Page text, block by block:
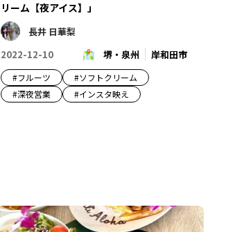
リーム【夜アイス】」
長井 日華梨
2022-12-10
堺・泉州 岸和田市
#フルーツ #ソフトクリーム
#深夜営業 #インスタ映え